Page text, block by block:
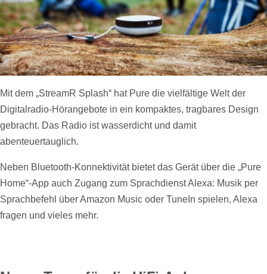
Mit dem „StreamR Splash“ hat Pure die vielfältige Welt der
Digitalradio-Hörangebote in ein kompaktes, tragbares Design
gebracht. Das Radio ist wasserdicht und damit
abenteuertauglich.
Neben Bluetooth-Konnektivität bietet das Gerät über die „Pure
Home“-App auch Zugang zum Sprachdienst Alexa: Musik per
Sprachbefehl über Amazon Music oder TuneIn spielen, Alexa
fragen und vieles mehr.